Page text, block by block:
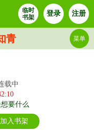
临时
书架
登录 注册
青 菜单
载中
要什么
加入书架